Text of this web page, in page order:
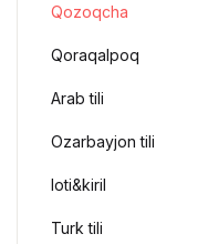
Qozoqcha
Qoraqalpoq
Arab tili
Ozarbayjon tili
loti&kiril
Turk tili